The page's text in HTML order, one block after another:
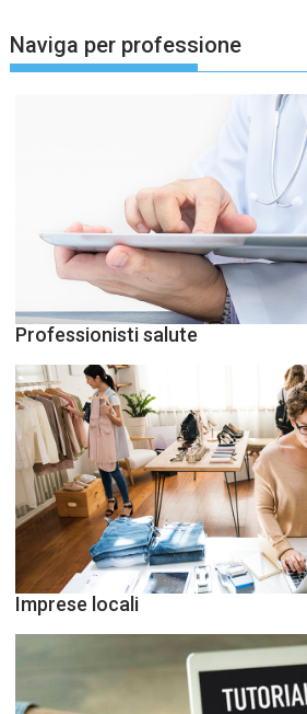
Naviga per professione
Professionisti salute
Imprese locali